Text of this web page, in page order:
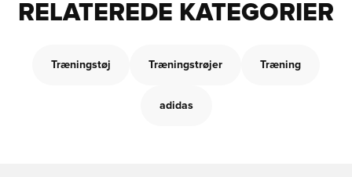
RELATEREDE KATEGORIER
Træningstøj Træningstrøjer Træning
adidas